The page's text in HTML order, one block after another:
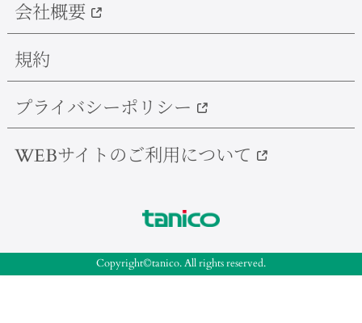
会社概要
規約
プライバシーポリシー
WEBサイトのご利用について
Copyright©tanico. All rights reserved.